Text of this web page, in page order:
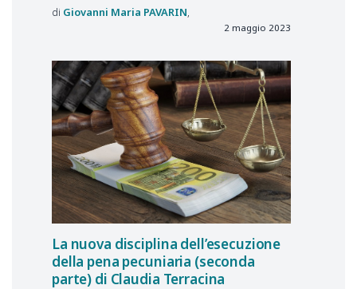
Giovanni Maria PAVARIN
2 maggio 2023
La nuova disciplina dell’esecuzione
della pena pecuniaria (seconda
parte) di Claudia Terracina